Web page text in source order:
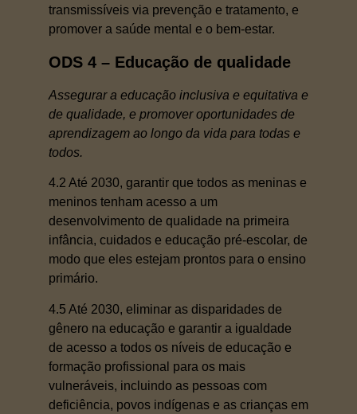
transmissíveis via prevenção e tratamento, e
promover a saúde mental e o bem-estar.
ODS 4 – Educação de qualidade
Assegurar a educação inclusiva e equitativa e
de qualidade, e promover oportunidades de
aprendizagem ao longo da vida para todas e
todos.
4.2 Até 2030, garantir que todos as meninas e
meninos tenham acesso a um
desenvolvimento de qualidade na primeira
infância, cuidados e educação pré-escolar, de
modo que eles estejam prontos para o ensino
primário.
4.5 Até 2030, eliminar as disparidades de
gênero na educação e garantir a igualdade
de acesso a todos os níveis de educação e
formação profissional para os mais
vulneráveis, incluindo as pessoas com
deficiência, povos indígenas e as crianças em